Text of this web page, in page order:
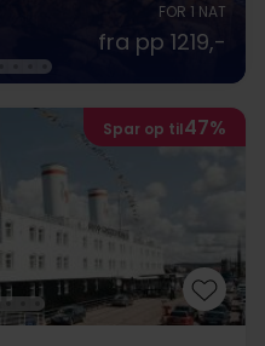
FOR 1 NAT
fra pp 1219,-
Spar op til47%